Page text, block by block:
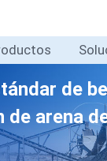
de
de arena